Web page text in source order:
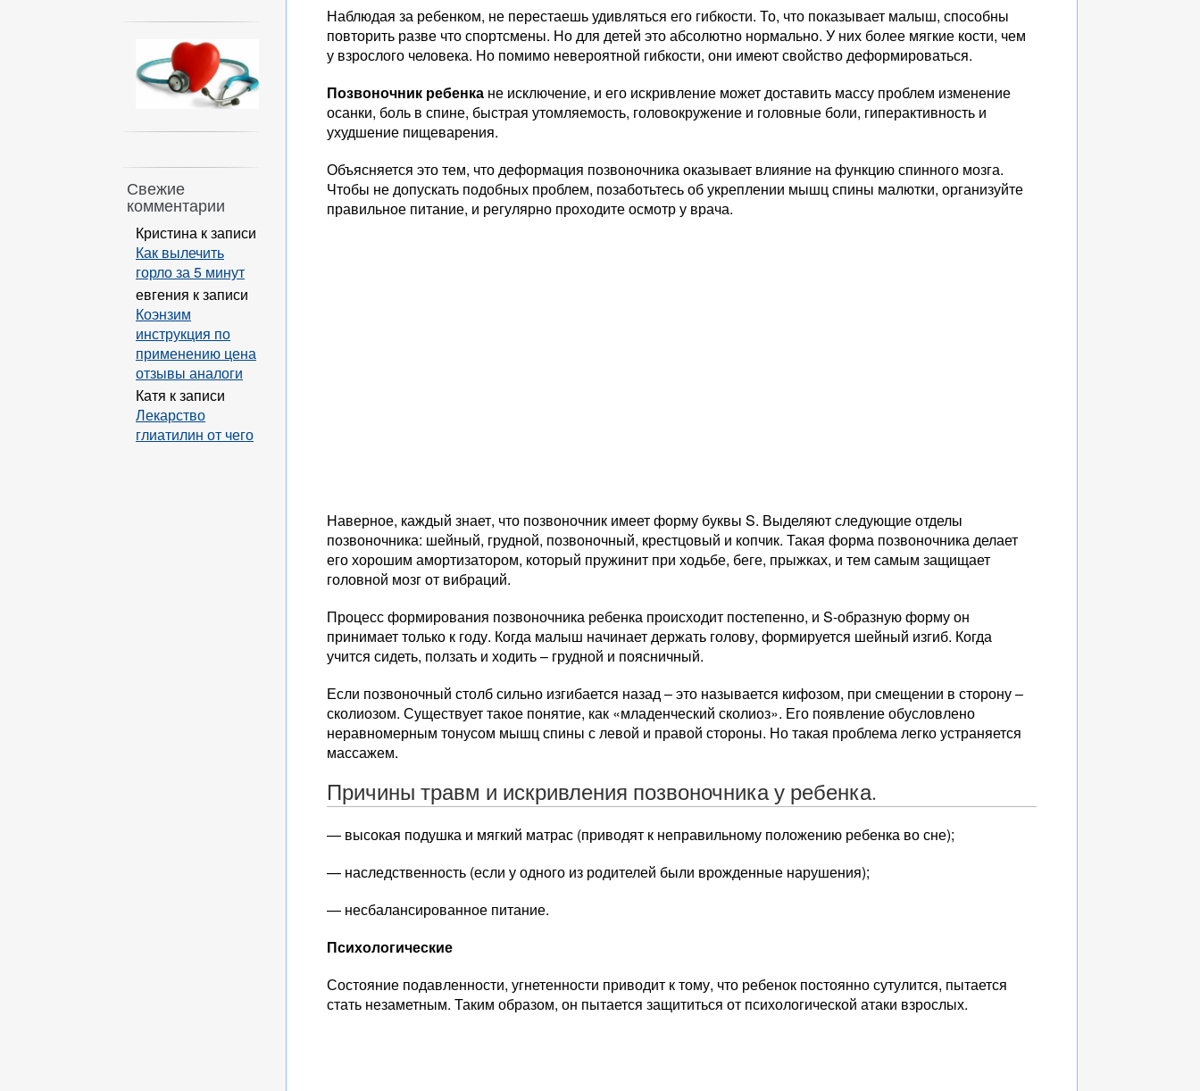
Наблюдая за ребенком, не перестаешь удивляться его гибкости. То, что показывает малыш, способны
повторить разве что спортсмены. Но для детей это абсолютно нормально. У них более мягкие кости, чем
у взрослого человека. Но помимо невероятной гибкости, они имеют свойство деформироваться.
Позвоночник ребенка не исключение, и его искривление может доставить массу проблем изменение
осанки, боль в спине, быстрая утомляемость, головокружение и головные боли, гиперактивность и
ухудшение пищеварения.
Объясняется это тем, что деформация позвоночника оказывает влияние на функцию спинного мозга.
Чтобы не допускать подобных проблем, позаботьтесь об укреплении мышц спины малютки, организуйте
правильное питание, и регулярно проходите осмотр у врача.
Наверное, каждый знает, что позвоночник имеет форму буквы S. Выделяют следующие отделы
позвоночника: шейный, грудной, позвоночный, крестцовый и копчик. Такая форма позвоночника делает
его хорошим амортизатором, который пружинит при ходьбе, беге, прыжках, и тем самым защищает
головной мозг от вибраций.
Процесс формирования позвоночника ребенка происходит постепенно, и S-образную форму он
принимает только к году. Когда малыш начинает держать голову, формируется шейный изгиб. Когда
учится сидеть, ползать и ходить – грудной и поясничный.
Если позвоночный столб сильно изгибается назад – это называется кифозом, при смещении в сторону –
сколиозом. Существует такое понятие, как «младенческий сколиоз». Его появление обусловлено
неравномерным тонусом мышц спины с левой и правой стороны. Но такая проблема легко устраняется
массажем.
Причины травм и искривления позвоночника у ребенка.
— высокая подушка и мягкий матрас (приводят к неправильному положению ребенка во сне);
— наследственность (если у одного из родителей были врожденные нарушения);
— несбалансированное питание.
Психологические
Состояние подавленности, угнетенности приводит к тому, что ребенок постоянно сутулится, пытается
стать незаметным. Таким образом, он пытается защититься от психологической атаки взрослых.
Свежие
комментарии
Кристина к записи
Как вылечить
горло за 5 минут
евгения к записи
Коэнзим
инструкция по
применению цена
отзывы аналоги
Катя к записи
Лекарство
глиатилин от чего